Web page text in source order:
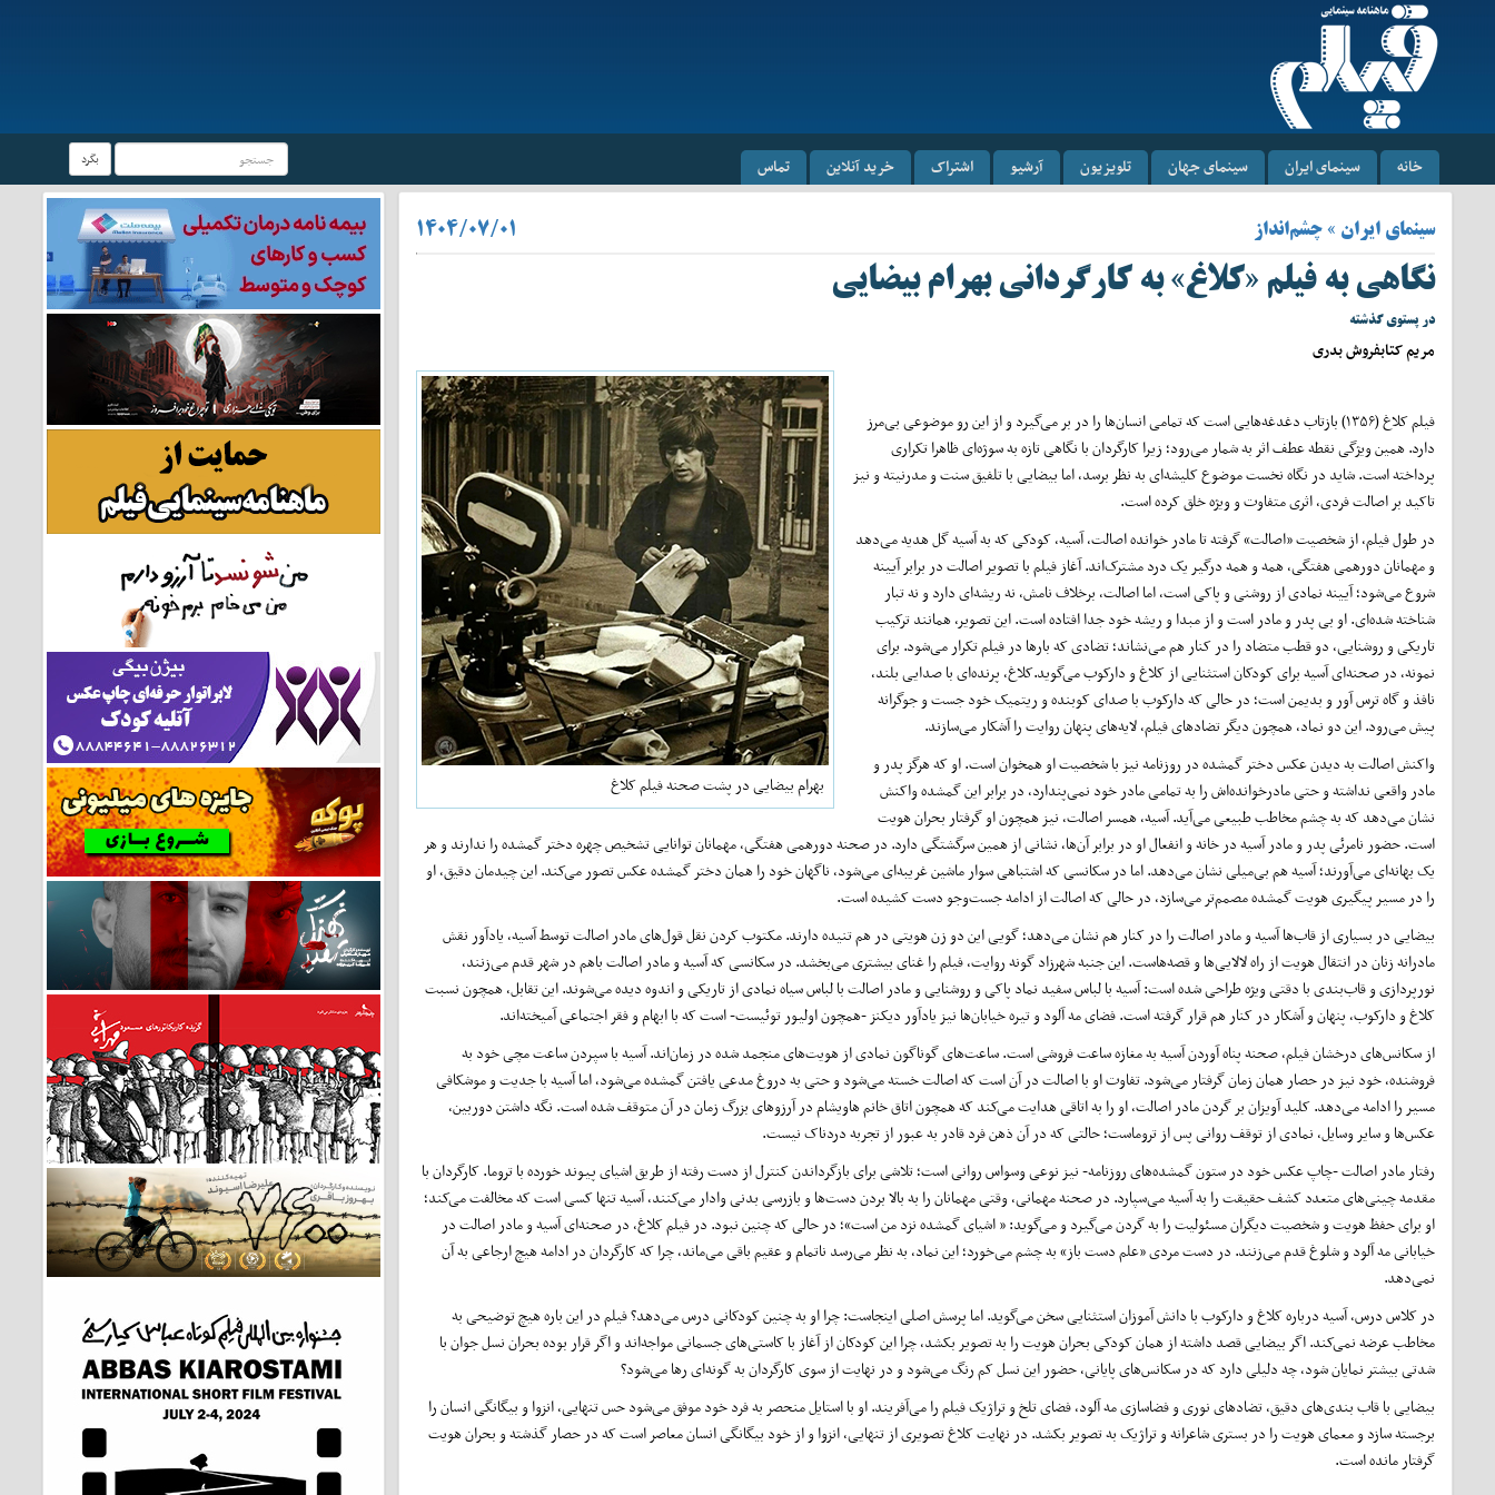
خانه سینمای ایران سینمای جهان تلویزیون آرشیو اشتراک خرید آنلاین تماس بگرد
سینمای ایران » چشم‌انداز ۱۴۰۴/۰۷/۰۱
نگاهی به فیلم «کلاغ» به کارگردانی بهرام بیضایی
در پستوی گذشته
مریم کتابفروش بدری
بهرام بیضایی در پشت صحنه فیلم کلاغ
فیلم کلاغ (۱۳۵۶) بازتاب دغدغه‌هایی است که تمامی انسان‌ها را در بر می‌گیرد و از این رو موضوعی بی‌مرز
دارد. همین ویژگی نقطه عطف اثر به شمار می‌رود؛ زیرا کارگردان با نگاهی تازه به سوژه‌ای ظاهرا تکراری
پرداخته است. شاید در نگاه نخست موضوع کلیشه‌ای به نظر برسد، اما بیضایی با تلفیق سنت و مدرنیته و نیز
تاکید بر اصالت فردی، اثری متفاوت و ویژه خلق کرده است.
در طول فیلم، از شخصیت «اصالت» گرفته تا مادر خوانده اصالت، آسیه، کودکی که به آسیه گل هدیه می‌دهد
و مهمانان دورهمی هفتگی، همه و همه درگیر یک درد مشترک‌اند. آغاز فیلم با تصویر اصالت در برابر آیینه
شروع می‌شود؛ آیینه نمادی از روشنی و پاکی است، اما اصالت، برخلاف نامش، نه ریشه‌ای دارد و نه تبار
شناخته شده‌ای. او بی پدر و مادر است و از مبدا و ریشه خود جدا افتاده است. این تصویر، همانند ترکیب
تاریکی و روشنایی، دو قطب متضاد را در کنار هم می‌نشاند؛ تضادی که بارها در فیلم تکرار می‌شود. برای
نمونه، در صحنه‌ای آسیه برای کودکان استثنایی از کلاغ و دارکوب می‌گوید.کلاغ، پرنده‌ای با صدایی بلند،
نافذ و گاه ترس آور و بدیمن است؛ در حالی که دارکوب با صدای کوبنده و ریتمیک خود جست و جوگرانه
پیش می‌رود. این دو نماد، همچون دیگر تضادهای فیلم، لایه‌های پنهان روایت را آشکار می‌سازند.
واکنش اصالت به دیدن عکس دختر گمشده در روزنامه نیز با شخصیت او همخوان است. او که هرگز پدر و
مادر واقعی نداشته و حتی مادرخوانده‌اش را به تمامی مادر خود نمی‌پندارد، در برابر این گمشده واکنش
نشان می‌دهد که به چشم مخاطب طبیعی می‌آید. آسیه، همسر اصالت، نیز همچون او گرفتار بحران هویت
است. حضور نامرئی پدر و مادر آسیه در خانه و انفعال او در برابر آن‌ها، نشانی از همین سرگشتگی دارد. در صحنه دورهمی هفتگی، مهمانان توانایی تشخیص چهره دختر گمشده را ندارند و هر
یک بهانه‌ای می‌آورند؛ آسیه هم بی‌میلی نشان می‌دهد. اما در سکانسی که اشتباهی سوار ماشین غریبه‌ای می‌شود، ناگهان خود را همان دختر گمشده عکس تصور می‌کند. این چیدمان دقیق، او
را در مسیر پیگیری هویت گمشده مصمم‌تر می‌سازد، در حالی که اصالت از ادامه جست‌و‌جو دست کشیده است.
بیضایی در بسیاری از قاب‌ها آسیه و مادر اصالت را در کنار هم نشان می‌دهد؛ گویی این دو زن هویتی در هم تنیده دارند. مکتوب کردن نقل قول‌های مادر اصالت توسط آسیه، یادآور نقش
مادرانه زنان در انتقال هویت از راه لالایی‌ها و قصه‌هاست. این جنبه شهرزاد گونه روایت، فیلم را غنای بیشتری می‌بخشد. در سکانسی که آسیه و مادر اصالت باهم در شهر قدم می‌زنند،
نورپردازی و قاب‌بندی با دقتی ویژه طراحی شده است: آسیه با لباس سفید نماد پاکی و روشنایی و مادر اصالت با لباس سیاه نمادی از تاریکی و اندوه دیده می‌شوند. این تقابل، همچون نسبت
کلاغ و دارکوب، پنهان و آشکار در کنار هم قرار گرفته است. فضای مه آلود و تیره خیابان‌ها نیز یادآور دیکنز -همچون اولیور توئیست- است که با ابهام و فقر اجتماعی آمیخته‌اند.
از سکانس‌های درخشان فیلم، صحنه پناه آوردن آسیه به مغازه ساعت فروشی است. ساعت‌های گوناگون نمادی از هویت‌های منجمد شده در زمان‌اند. آسیه با سپردن ساعت مچی خود به
فروشنده، خود نیز در حصار همان زمان گرفتار می‌شود. تفاوت او با اصالت در آن است که اصالت خسته می‌شود و حتی به دروغ مدعی یافتن گمشده می‌شود، اما آسیه با جدیت و موشکافی
مسیر را ادامه می‌دهد. کلید آویزان بر گردن مادر اصالت، او را به اتاقی هدایت می‌کند که همچون اتاق خانم هاویشام در آرزوهای بزرگ زمان در آن متوقف شده است. نگه داشتن دوربین،
عکس‌ها و سایر وسایل، نمادی از توقف روانی پس از تروماست؛ حالتی که در آن ذهن فرد قادر به عبور از تجربه دردناک نیست.
رفتار مادر اصالت -چاپ عکس خود در ستون گمشده‌های روزنامه- نیز نوعی وسواس روانی است؛ تلاشی برای بازگرداندن کنترل از دست رفته از طریق اشیای پیوند خورده با تروما. کارگردان با
مقدمه چینی‌های متعدد کشف حقیقت را به آسیه می‌سپارد. در صحنه مهمانی، وقتی مهمانان را به بالا بردن دست‌ها و بازرسی بدنی وادار می‌کنند، آسیه تنها کسی است که مخالفت می‌کند؛
او برای حفظ هویت و شخصیت دیگران مسئولیت را به گردن می‌گیرد و می‌گوید: « اشیای گمشده نزد من است»؛ در حالی که چنین نبود. در فیلم کلاغ، در صحنه‌ای آسیه و مادر اصالت در
خیابانی مه آلود و شلوغ قدم می‌زنند. در دست مردی «علم دست باز» به چشم می‌خورد؛ این نماد، به نظر می‌رسد ناتمام و عقیم باقی می‌ماند، چرا که کارگردان در ادامه هیچ ارجاعی به آن
نمی‌دهد.
در کلاس درس، آسیه درباره کلاغ و دارکوب با دانش آموزان استثنایی سخن می‌گوید. اما پرسش اصلی اینجاست: چرا او به چنین کودکانی درس می‌دهد؟ فیلم در این باره هیچ توضیحی به
مخاطب عرضه نمی‌کند. اگر بیضایی قصد داشته از همان کودکی بحران هویت را به تصویر بکشد، چرا این کودکان از آغاز با کاستی‌های جسمانی مواجه‌اند و اگر قرار بوده بحران نسل جوان با
شدتی بیشتر نمایان شود، چه دلیلی دارد که در سکانس‌های پایانی، حضور این نسل کم رنگ می‌شود و در نهایت از سوی کارگردان به گونه‌ای رها می‌شود؟
بیضایی با قاب بندی‌های دقیق، تضادهای نوری و فضاسازی مه آلود، فضای تلخ و تراژیک فیلم را می‌آفریند. او با استایل منحصر به فرد خود موفق می‌شود حس تنهایی، انزوا و بیگانگی انسان را
برجسته سازد و معمای هویت را در بستری شاعرانه و تراژیک به تصویر بکشد. در نهایت کلاغ تصویری از تنهایی، انزوا و از خود بیگانگی انسان معاصر است که در حصار گذشته و بحران هویت
گرفتار مانده است.